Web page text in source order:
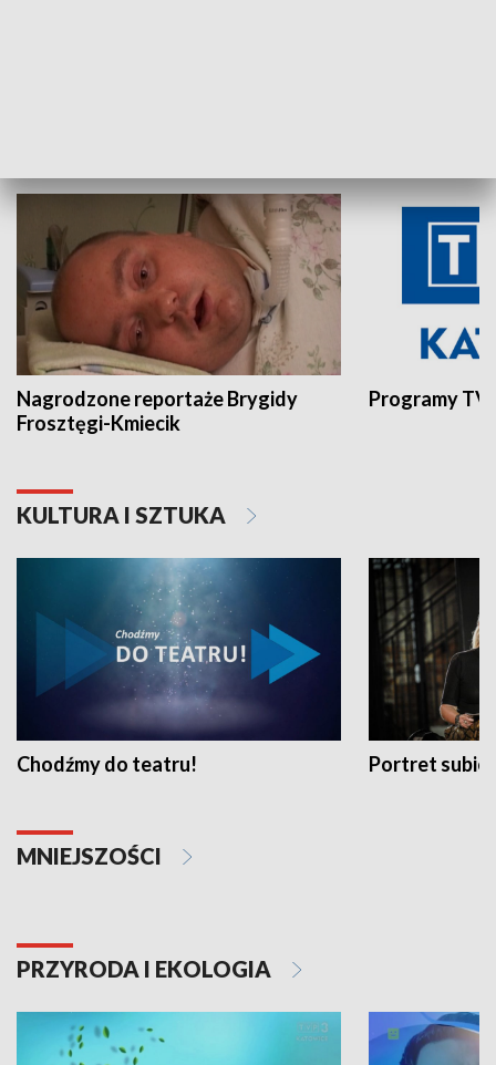
Nagrodzone reportaże Brygidy
Frosztęgi-Kmiecik
Programy
KULTURA I SZTUKA
Chodźmy do teatru! Portret
MNIEJSZOŚCI
PRZYRODA I EKOLOGIA